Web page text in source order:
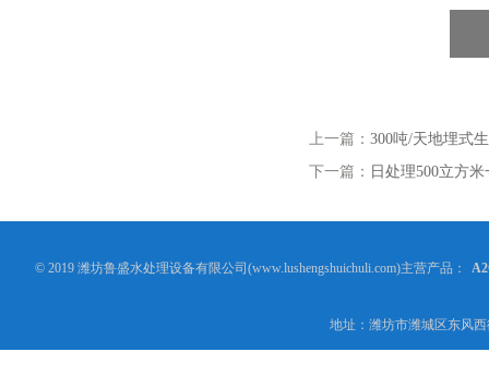
上一篇： 300吨/天地埋式
下一篇： 日处理500立方
© 2019 潍坊鲁盛水处理设备有限公司(www.lushengshuichuli.com)主营产品：
地址：潍坊市潍城区东风